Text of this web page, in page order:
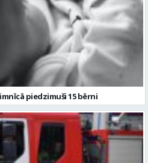
piedzimuši 15 bērni